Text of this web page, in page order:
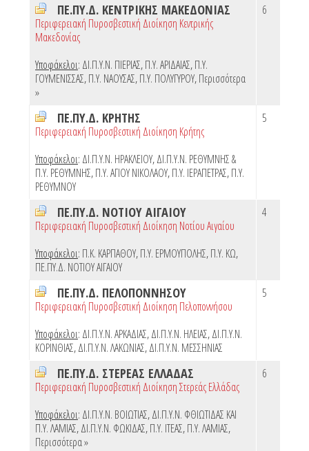
ΠΕ.ΠΥ.Δ. ΚΕΝΤΡΙΚΗΣ ΜΑΚΕΔΟΝΙΑΣ
Περιφερειακή Πυροσβεστική Διοίκηση Κεντρικής
Μακεδονίας
Υποφάκελοι: ΔΙ.Π.Υ.Ν. ΠΙΕΡΙΑΣ,Π.Υ. ΑΡΙΔΑΙΑΣ,Π.Υ.
ΓΟΥΜΕΝΙΣΣΑΣ,Π.Υ. ΝΑΟΥΣΑΣ,Π.Υ. ΠΟΛΥΓΥΡΟΥ,Περισσότερα
»
6
ΠΕ.ΠΥ.Δ. ΚΡΗΤΗΣ
Περιφερειακή Πυροσβεστική Διοίκηση Κρήτης
Υποφάκελοι: ΔΙ.Π.Υ.Ν. ΗΡΑΚΛΕΙΟΥ,ΔΙ.Π.Υ.Ν. ΡΕΘΥΜΝΗΣ &
Π.Υ. ΡΕΘΥΜΝΗΣ,Π.Υ. ΑΓΙΟΥ ΝΙΚΟΛΑΟΥ,Π.Υ. ΙΕΡΑΠΕΤΡΑΣ,Π.Υ.
ΡΕΘΥΜΝΟΥ
5
ΠΕ.ΠΥ.Δ. ΝΟΤΙΟΥ ΑΙΓΑΙΟΥ
Περιφερειακή Πυροσβεστική Διοίκηση Νοτίου Αιγαίου
Υποφάκελοι: Π.Κ. ΚΑΡΠΑΘΟΥ,Π.Υ. ΕΡΜΟΥΠΟΛΗΣ,Π.Υ. ΚΩ,
ΠΕ.ΠΥ.Δ. ΝΟΤΙΟΥ ΑΙΓΑΙΟΥ
4
ΠΕ.ΠΥ.Δ. ΠΕΛΟΠΟΝΝΗΣΟΥ
Περιφερειακή Πυροσβεστική Διοίκηση Πελοποννήσου
Υποφάκελοι: ΔΙ.Π.Υ.Ν. ΑΡΚΑΔΙΑΣ,ΔΙ.Π.Υ.Ν. ΗΛΕΙΑΣ,ΔΙ.Π.Υ.Ν.
ΚΟΡΙΝΘΙΑΣ,ΔΙ.Π.Υ.Ν. ΛΑΚΩΝΙΑΣ,ΔΙ.Π.Υ.Ν. ΜΕΣΣΗΝΙΑΣ
5
ΠΕ.ΠΥ.Δ. ΣΤΕΡΕΑΣ ΕΛΛΑΔΑΣ
Περιφερειακή Πυροσβεστική Διοίκηση Στερεάς Ελλάδας
Υποφάκελοι: ΔΙ.Π.Υ.Ν. ΒΟΙΩΤΙΑΣ,ΔΙ.Π.Υ.Ν. ΦΘΙΩΤΙΔΑΣ ΚΑΙ
Π.Υ. ΛΑΜΙΑΣ,ΔΙ.Π.Υ.Ν. ΦΩΚΙΔΑΣ,Π.Υ. ΙΤΕΑΣ,Π.Υ. ΛΑΜΙΑΣ,
Περισσότερα »
6